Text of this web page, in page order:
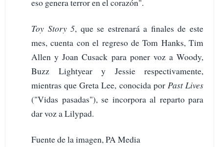
eso genera terror en el corazón".
Toy Story 5, que se estrenará a finales de este
mes, cuenta con el regreso de Tom Hanks, Tim
Allen y Joan Cusack para poner voz a Woody,
Buzz Lightyear y Jessie respectivamente,
mientras que Greta Lee, conocida por Past Lives
("Vidas pasadas"), se incorpora al reparto para
dar voz a Lilypad.
Fuente de la imagen, PA Media